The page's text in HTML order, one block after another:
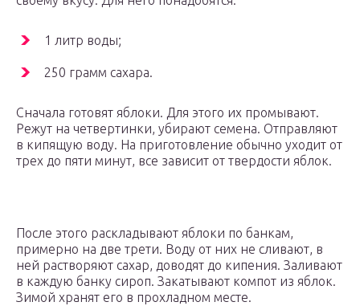
1 литр воды;
250 грамм сахара.
Сначала готовят яблоки. Для этого их промывают.
Режут на четвертинки, убирают семена. Отправляют
в кипящую воду. На приготовление обычно уходит от
трех до пяти минут, все зависит от твердости яблок.
После этого раскладывают яблоки по банкам,
примерно на две трети. Воду от них не сливают, в
ней растворяют сахар, доводят до кипения. Заливают
в каждую банку сироп. Закатывают компот из яблок.
Зимой хранят его в прохладном месте.